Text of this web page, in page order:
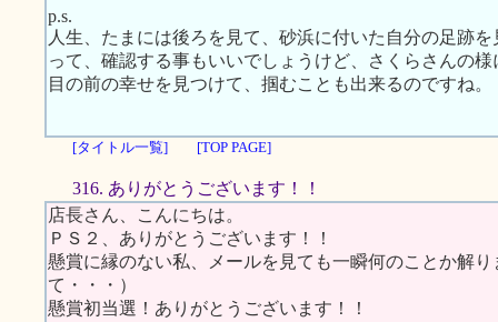
p.s.
人生、たまには後ろを見て、砂浜に付いた自分の足跡
って、確認する事もいいでしょうけど、さくらさんの
目の前の幸せを見つけて、掴むことも出来るのですね。
[タイトル一覧] [TOP PAGE]
316. ありがとうございます！！
店長さん、こんにちは。
ＰＳ２、ありがとうございます！！
懸賞に縁のない私、メールを見ても一瞬何のことか解
て・・・）
懸賞初当選！ありがとうございます！！